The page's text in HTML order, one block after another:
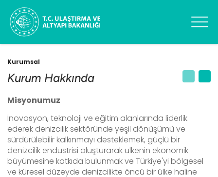
Kurumsal
Kurum Hakkında
Misyonumuz
İnovasyon, teknoloji ve eğitim alanlarında liderlik
ederek denizcilik sektöründe yeşil dönüşümü ve
sürdürülebilir kalkınmayı desteklemek, güçlü bir
denizcilik endüstrisi oluşturarak ülkenin ekonomik
büyümesine katkıda bulunmak ve Türkiye'yi bölgesel
ve küresel düzeyde denizcilikte öncü bir ülke haline